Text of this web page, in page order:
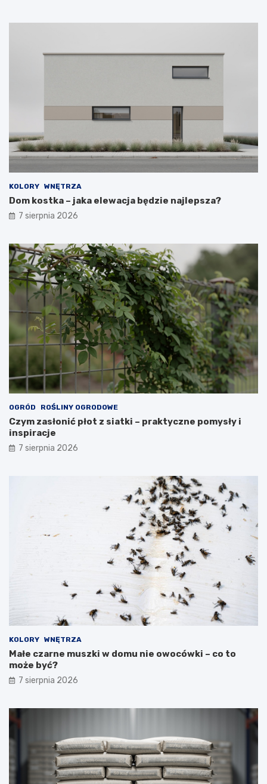
KOLORY WNĘTRZA
Dom kostka – jaka elewacja będzie najlepsza?
7 sierpnia 2026
OGRÓD ROŚLINY OGRODOWE
Czym zasłonić płot z siatki – praktyczne pomysły i
inspiracje
7 sierpnia 2026
KOLORY WNĘTRZA
Małe czarne muszki w domu nie owocówki – co to
może być?
7 sierpnia 2026